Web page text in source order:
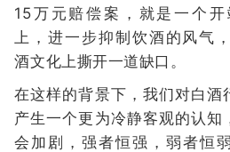
15万元赔偿案，就是一个
上，进一步抑制饮酒的风气
酒文化上撕开一道缺口。
在这样的背景下，我们对白酒
产生一个更为冷静客观的认知
会加剧，强者恒强，弱者恒